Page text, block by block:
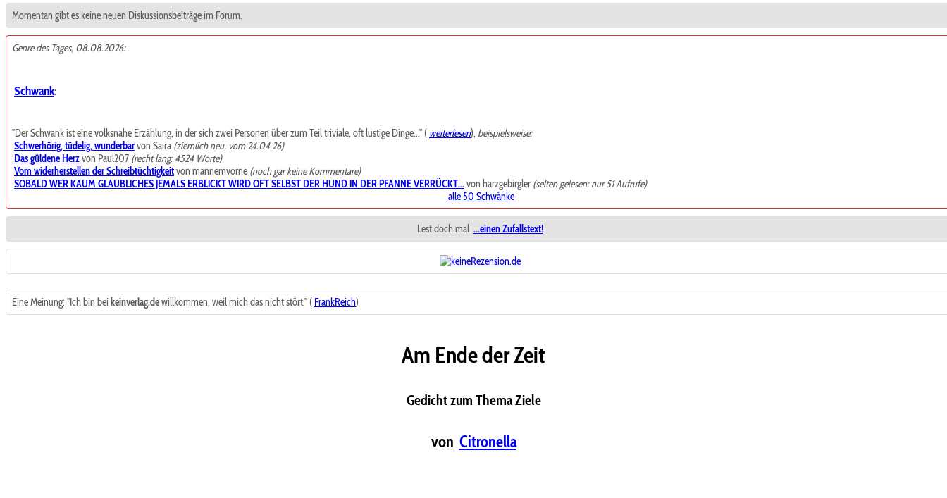
Momentan gibt es keine neuen Diskussionsbeiträge im Forum.
Genre des Tages, 08.08.2026:
Schwank:
"Der Schwank ist eine volksnahe Erzählung, in der sich zwei Personen über zum Teil triviale, oft lustige Dinge..." ( weiterlesen),beispielsweise:
Schwerhörig, tüdelig, wunderbarvon Saira (ziemlich neu, vom 24.04.26)
Das güldene Herzvon Paul207 (recht lang: 4524 Worte)
Vom widerherstellen der Schreibtüchtigkeitvon mannemvorne (noch gar keine Kommentare)
SOBALD WER KAUM GLAUBLICHES JEMALS ERBLICKT WIRD OFT SELBST DER HUND IN DER PFANNE VERRÜCKT...von harzgebirgler (selten gelesen: nur 51 Aufrufe)
alle 50 Schwänke
Lest doch mal ...einen Zufallstext!
Eine Meinung: "Ich bin bei keinverlag.dewillkommen, weil mich das nicht stört." ( FrankReich)
Am Ende der Zeit
Gedicht zum Thema Ziele
von Citronella